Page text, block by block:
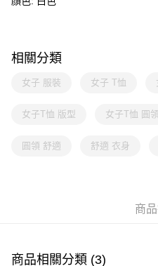
相關分類
女子 服裝 女子 T恤
女子T恤 版型 女子T恤 圓領
圓領 舒適 舒適 衣身
商
商品相關分類 (3)